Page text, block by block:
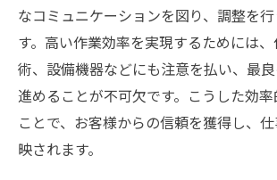
なコミュニケーションを図り、調整を
す。高い作業効率を実現するためには
術、設備機器などにも注意を払い、最
進めることが不可欠です。こうした効
ことで、お客様からの信頼を獲得し、
映されます。